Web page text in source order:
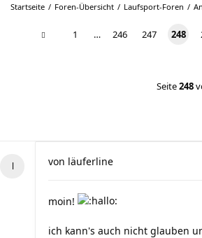
Startseite Foren-Übersicht Laufsport-Foren
1 … 246 247 248
Seite248
von läuferline
moin!
ich kann's auch nicht glauben